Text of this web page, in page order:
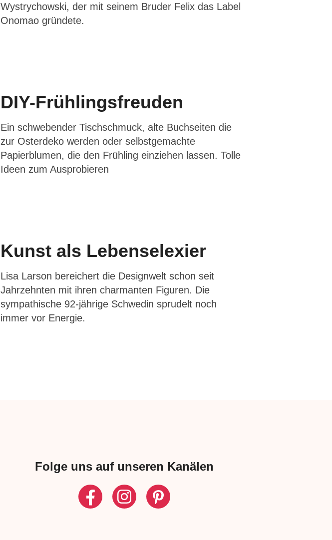
Wystrychowski, der mit seinem Bruder Felix das Label
Onomao gründete.
DIY-Frühlingsfreuden
Ein schwebender Tischschmuck, alte Buchseiten die
zur Osterdeko werden oder selbstgemachte
Papierblumen, die den Frühling einziehen lassen. Tolle
Ideen zum Ausprobieren
Kunst als Lebenselexier
Lisa Larson bereichert die Designwelt schon seit
Jahrzehnten mit ihren charmanten Figuren. Die
sympathische 92-jährige Schwedin sprudelt noch
immer vor Energie.
Folge uns auf unseren Kanälen